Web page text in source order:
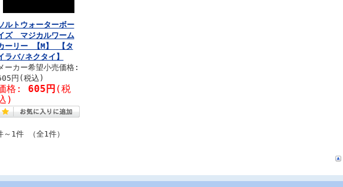
ルトウォーターボー
ズ マジカルワーム
ーリー 【M】 【タ
ラバ/ネクタイ】
ーカー希望小売価格:
円(税込)
格: 605円 (税
)
～1件 （全1件）